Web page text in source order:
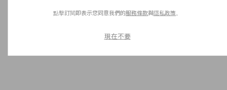
點擊訂閱即表示您同意我們的服務條款與隱私政策
現在不要